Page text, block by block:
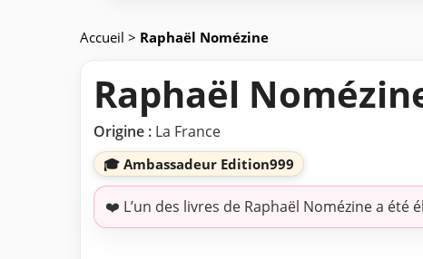
Accueil > Raphaël Nomézine
Raphaël
Origine : La France
🎓 Ambassadeur Edition999
❤️ L’un des livres de Raphaël Nomézine a été